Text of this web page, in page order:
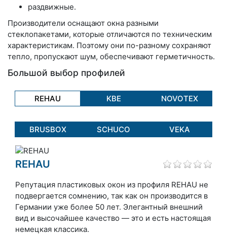
раздвижные.
Производители оснащают окна разными
стеклопакетами, которые отличаются по техническим
характеристикам. Поэтому они по-разному сохраняют
тепло, пропускают шум, обеспечивают герметичность.
Большой выбор профилей
REHAU KBE NOVOTEX
BRUSBOX SCHUCO VEKA
REHAU
Репутация пластиковых окон из профиля REHAU не
подвергается сомнению, так как он производится в
Германии уже более 50 лет. Элегантный внешний
вид и высочайшее качество — это и есть настоящая
немецкая классика.